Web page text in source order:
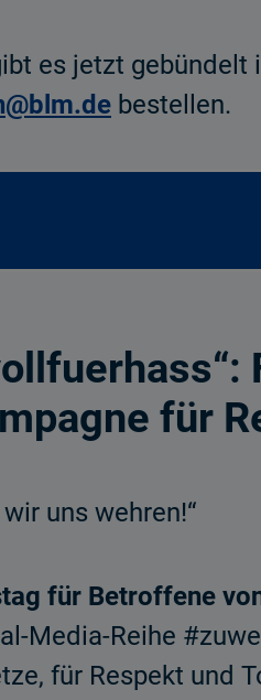
es jetzt gebündelt
bestellen.
für
uns wehren!“
für Betroffene
Media-Reihe
für Respekt und